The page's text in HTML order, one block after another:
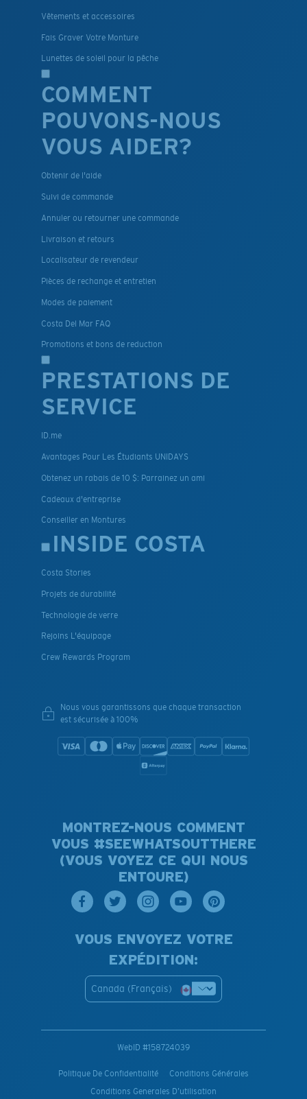
Vêtements et accessoires
Fais Graver Votre Monture
Lunettes de soleil pour la pêche
COMMENT
POUVONS-NOUS
VOUS AIDER?
Obtenir de l'aide
Suivi de commande
Annuler ou retourner une commande
Livraison et retours
Localisateur de revendeur
Pièces de rechange et entretien
Modes de paiement
Costa Del Mar FAQ
Promotions et bons de reduction
PRESTATIONS DE
SERVICE
ID.me
Avantages Pour Les Étudiants UNIDAYS
Obtenez un rabais de 10 $: Parrainez un ami
Cadeaux d'entreprise
Conseiller en Montures
INSIDE COSTA
Costa Stories
Projets de durabilité
Technologie de verre
Rejoins L'équipage
Crew Rewards Program
Nous vous garantissons que chaque transaction
est sécurisée à 100%
MONTREZ-NOUS COMMENT
VOUS #SEEWHATSOUTTHERE
(VOUS VOYEZ CE QUI NOUS
ENTOURE)
VOUS ENVOYEZ VOTRE
EXPÉDITION:
Canada (Français)
WebID #158724039
Politique De Confidentialité
Conditions Générales
Conditions Generales D’utilisation